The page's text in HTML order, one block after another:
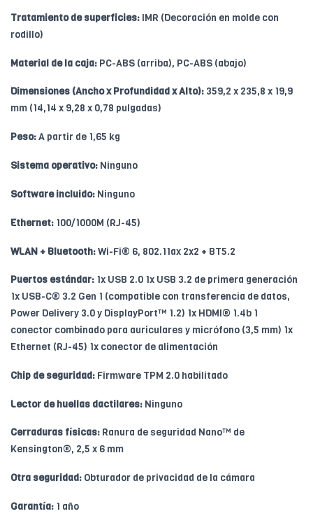
Tratamiento de superficies: IMR (Decoración en molde con
rodillo)
Material de la caja: PC-ABS (arriba), PC-ABS (abajo)
Dimensiones (Ancho x Profundidad x Alto): 359,2 x 235,8 x 19,9
mm (14,14 x 9,28 x 0,78 pulgadas)
Peso:A partir de 1,65 kg
Sistema operativo: Ninguno
Software incluido: Ninguno
Ethernet: 100/1000M (RJ-45)
WLAN + Bluetooth:Wi-Fi® 6, 802.11ax 2x2 + BT5.2
Puertos estándar: 1x USB 2.0 1x USB 3.2 de primera generación
1x USB-C® 3.2 Gen 1 (compatible con transferencia de datos,
Power Delivery 3.0 y DisplayPort™ 1.2) 1x HDMI® 1.4b 1
conector combinado para auriculares y micrófono (3,5 mm) 1x
Ethernet (RJ-45) 1x conector de alimentación
Chip de seguridad: Firmware TPM 2.0 habilitado
Lector de huellas dactilares: Ninguno
Cerraduras físicas: Ranura de seguridad Nano™ de
Kensington®, 2,5 x 6 mm
Otra seguridad: Obturador de privacidad de la cámara
Garantía: 1 año